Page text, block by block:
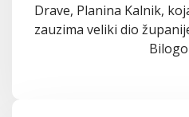
Drave, Planina Kalnik,
zauzima veliki dio